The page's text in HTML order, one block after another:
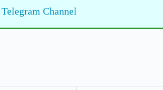
Telegram Channel